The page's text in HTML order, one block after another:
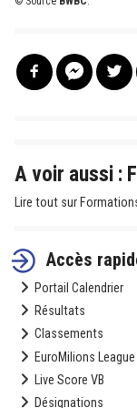
A voir aussi :
Lire tout sur
Accès
Portail Calendrier
Résultats
Classements
EuroMilions League
Live Score VB
Désignations